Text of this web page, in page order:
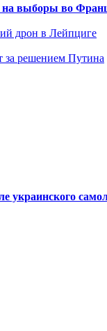
на выборы во
дрон в Лейпциге
за решением Путина
украинского